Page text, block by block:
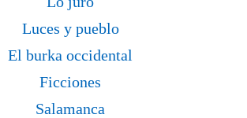
Luces y pueblo
El burka occidental
Ficciones
Salamanca